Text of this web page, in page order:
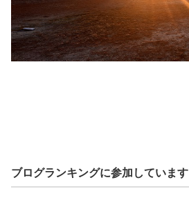
ブログランキングに参加しています